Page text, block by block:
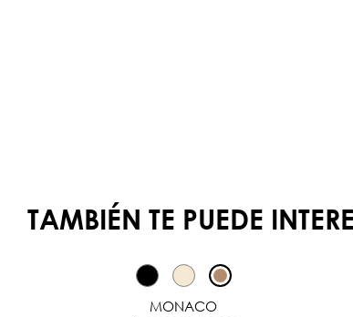
TAMBIÉN TE PUEDE
MONACO